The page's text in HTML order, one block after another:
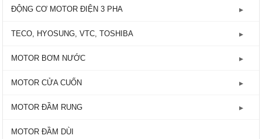
GIẢM TỐC ĐẦU TRÒN
GIẢM TỐC ĐẦU VUÔNG
GIẢM TỐC CỐT ÂM
Động Cơ Motor Điện 1 Pha - 1450RPM
Động Cơ Motor Điện 1 Pha - 2800RPM
ĐỘNG CƠ MOTOR ĐIỆN 3 PHA
Động Cơ Motor Điện 3 Pha - 960RPM
Động Cơ Motor Điện 3 Pha - 1450RPM
Động Cơ Motor Điện 3 Pha - 2800RPM
Động Cơ Motor Điện Mặt Bích
TECO, HYOSUNG, VTC, TOSHIBA
MOTOR TECO
MOTOR HYOSUNG
MOTOR VTC
MOTOR TOSHIBA
MOTOR BƠM NƯỚC
Máy bơm lưu lượng
Máy bơm công nghiệp
Máy bơm đẩy cao
MOTOR CỬA CUỐN
Motor Cửa Cuốn AC
Motor Cửa Cuốn DC - 24V
MOTOR ĐẦM RUNG
Motor Đầm Rung 1 Pha - 2800RPM
MOTOR ĐẦM DÙI